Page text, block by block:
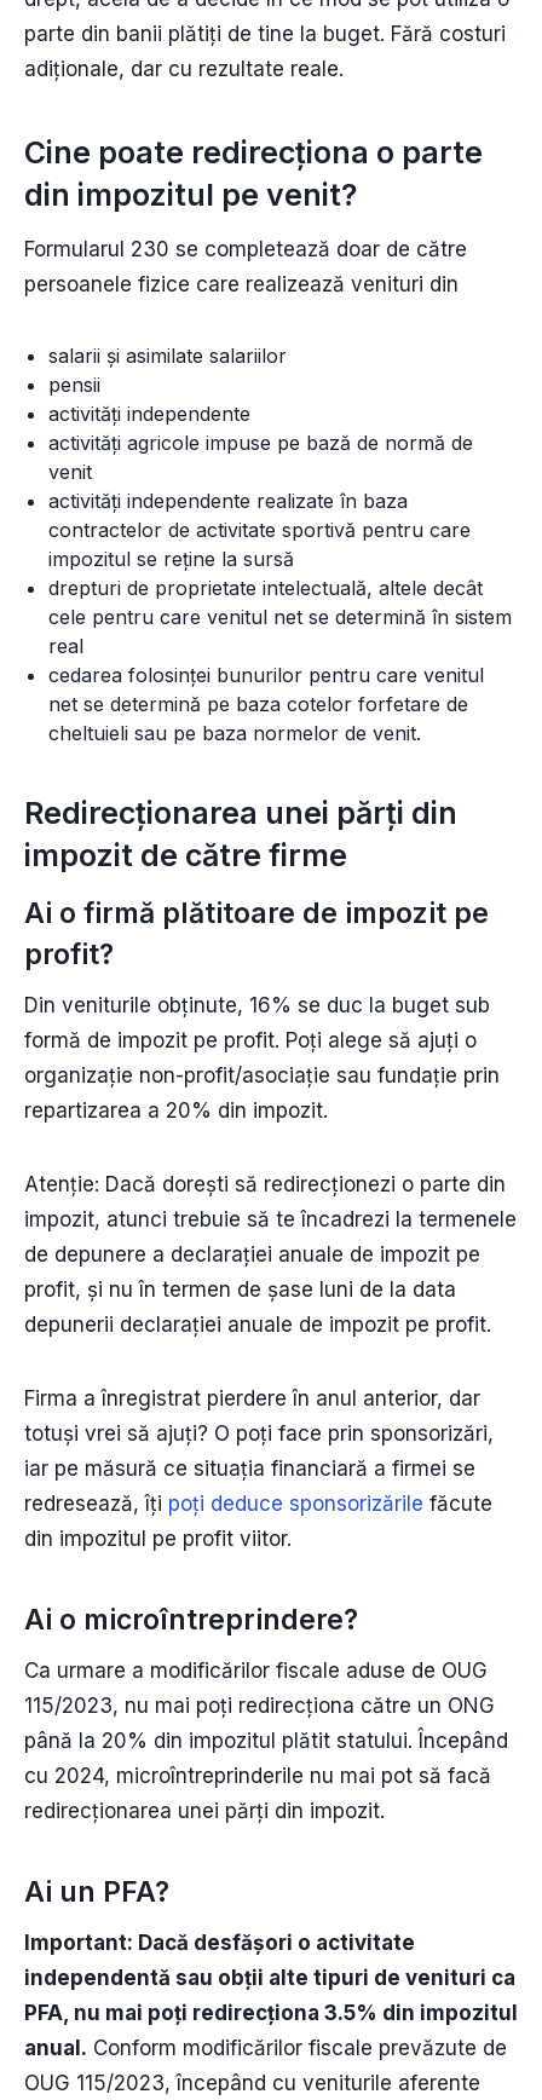
parte din banii plătiți de tine la buget. Fără costuri
adiționale, dar cu rezultate reale.
Cine poate redirecționa o parte
din impozitul pe venit?
Formularul 230 se completează doar de către
persoanele fizice care realizează venituri din
salarii şi asimilate salariilor
pensii
activităţi independente
activităţi agricole impuse pe bază de normă de
venit
activităţi independente realizate în baza
contractelor de activitate sportivă pentru care
impozitul se reţine la sursă
drepturi de proprietate intelectuală, altele decât
cele pentru care venitul net se determină în sistem
real
cedarea folosinţei bunurilor pentru care venitul
net se determină pe baza cotelor forfetare de
cheltuieli sau pe baza normelor de venit.
Redirecționarea unei părți din
impozit de către firme
Ai o firmă plătitoare de impozit pe
profit?
Din veniturile obținute, 16% se duc la buget sub
formă de impozit pe profit. Poți alege să ajuți o
organizație non-profit/asociație sau fundație prin
repartizarea a 20% din impozit.
Atenție: Dacă dorești să redirecționezi o parte din
impozit, atunci trebuie să te încadrezi la termenele
de depunere a declarației anuale de impozit pe
profit, și nu în termen de șase luni de la data
depunerii declarației anuale de impozit pe profit.
Firma a înregistrat pierdere în anul anterior, dar
totuși vrei să ajuți? O poți face prin sponsorizări,
iar pe măsură ce situația financiară a firmei se
redresează, îți poți deduce sponsorizările făcute
din impozitul pe profit viitor.
Ai o microîntreprindere?
Ca urmare a modificărilor fiscale aduse de OUG
115/2023, nu mai poți redirecționa către un ONG
până la 20% din impozitul plătit statului. Începând
cu 2024, microîntreprinderile nu mai pot să facă
redirecționarea unei părți din impozit.
Ai un PFA?
Important: Dacă desfășori o activitate
independentă sau obții alte tipuri de venituri ca
PFA, nu mai poți redirecționa 3.5% din impozitul
anual. Conform modificărilor fiscale prevăzute de
OUG 115/2023, începând cu veniturile aferente